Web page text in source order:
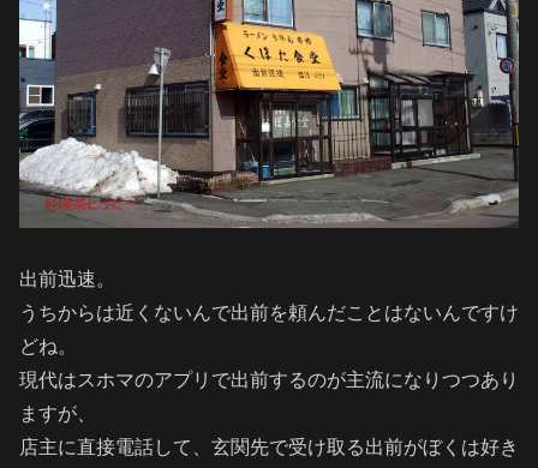
出前迅速。
うちからは近くないんで出前を頼んだことはないんですけ
どね。
現代はスホマのアプリで出前するのが主流になりつつあり
ますが、
店主に直接電話して、玄関先で受け取る出前がぼくは好き